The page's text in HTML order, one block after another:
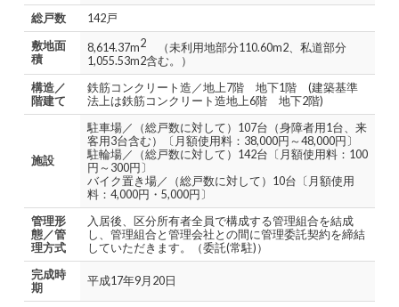
総戸数
142戸
敷地面
積
8,614.37m2（未利用地部分110.60m2、私道部分
1,055.53m2含む。）
構造／
階建て
鉄筋コンクリート造／地上7階 地下1階 (建築基準
法上は鉄筋コンクリート造地上6階 地下2階)
施設
駐車場／（総戸数に対して）107台（身障者用1台、来
客用3台含む）〔月額使用料：38,000円～48,000円〕
駐輪場／（総戸数に対して）142台〔月額使用料：100
円～300円〕
バイク置き場／（総戸数に対して）10台〔月額使用
料：4,000円・5,000円〕
管理形
態／管
理方式
入居後、区分所有者全員で構成する管理組合を結成
し、管理組合と管理会社との間に管理委託契約を締結
していただきます。（委託(常駐)）
完成時
期
平成17年9月20日